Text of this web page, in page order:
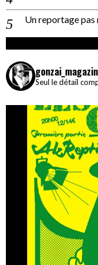
Un reportage pas
Seul le détail